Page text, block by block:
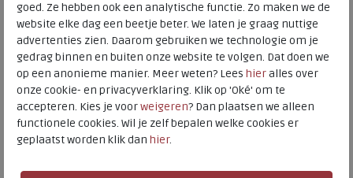
Altijd retourneren, binnen 1 werkdag terugbetaald
Alternatieve kleuren
goed. Ze hebben ook een analytische functie. Zo maken we de
website elke dag een beetje beter. We laten je graag nuttige
advertenties zien. Daarom gebruiken we technologie om je
gedrag binnen en buiten onze website te volgen. Dat doen we
op een anonieme manier. Meer weten? Lees hieralles over
onze cookie- en privacyverklaring. Klik op 'Oké' om te
accepteren. Kies je voorweigeren? Dan plaatsen we alleen
functionele cookies. Wil je zelf bepalen welke cookies er
geplaatst worden klik dan hier.